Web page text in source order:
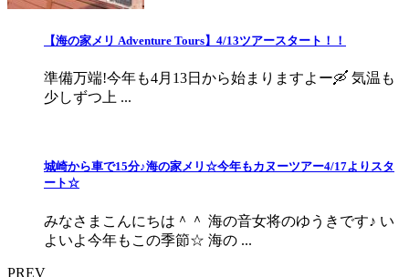
【海の家メリ Adventure Tours】4/13ツアースタート！！
準備万端!今年も4月13日から始まりますよー🛶 気温も
少しずつ上 ...
城崎から車で15分♪海の家メリ☆今年もカヌーツアー4/17よりスタ
ート☆
みなさまこんにちは＾＾ 海の音女将のゆうきです♪ い
よいよ今年もこの季節☆ 海の ...
PREV